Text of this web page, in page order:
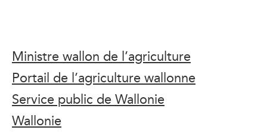
Ministre wallon de l’agriculture
Portail de l’agriculture wallonne
Service public de Wallonie
Wallonie